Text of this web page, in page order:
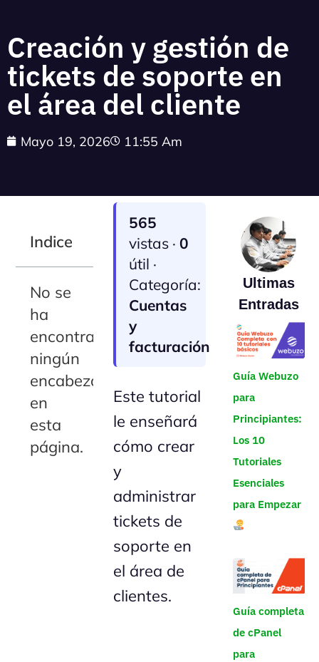
Creación y gestión de
tickets de soporte en
el área del cliente
Mayo 19, 2026 11:55 Am
Indice
No se
ha
encontrado
ningún
encabezado
en
esta
página.
565
vistas ·0
útil ·
Categoría:
Cuentas
y
facturación
Este tutorial
le enseñará
cómo crear
y
administrar
tickets de
soporte en
el área de
clientes.
Ultimas
Entradas
Guía Webuzo
para
Principiantes:
Los 10
Tutoriales
Esenciales
para Empezar
Guía completa
de cPanel
para